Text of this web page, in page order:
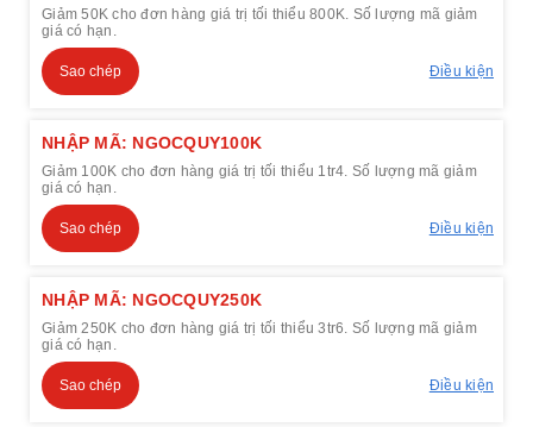
Giảm 50K cho đơn hàng giá trị tối thiểu 800K. Số lượng mã giảm
giá có hạn.
Sao chép Điều kiện
NHẬP MÃ: NGOCQUY100K
Giảm 100K cho đơn hàng giá trị tối thiểu 1tr4. Số lượng mã giảm
giá có hạn.
Sao chép Điều kiện
NHẬP MÃ: NGOCQUY250K
Giảm 250K cho đơn hàng giá trị tối thiểu 3tr6. Số lượng mã giảm
giá có hạn.
Sao chép Điều kiện